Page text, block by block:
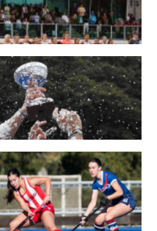
VENTANA EUROPEA DE P...
disputará las últimas dos ventanas de Pro
LA PRIMERA FASE DE ...
el torneo que reúne a los mejores clubes del